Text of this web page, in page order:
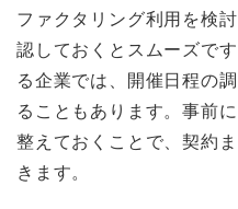
ファクタリング利用を検
認しておくとスムーズで
る企業では、開催日程の
ることもあります。事前
整えておくことで、契約
きます。